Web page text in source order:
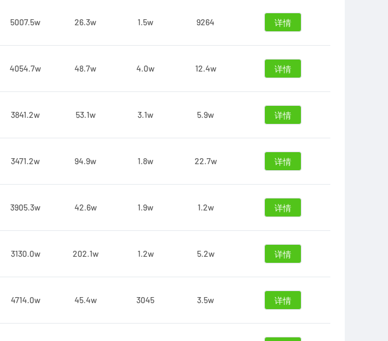
5007.5w 26.3w 1.5w 9264 详情
4054.7w 48.7w 4.0w 12.4w 详情
3841.2w 53.1w 3.1w 5.9w 详情
3471.2w 94.9w 1.8w 22.7w 详情
3905.3w 42.6w 1.9w 1.2w 详情
3130.0w 202.1w 1.2w 5.2w 详情
4714.0w 45.4w 3045 3.5w 详情